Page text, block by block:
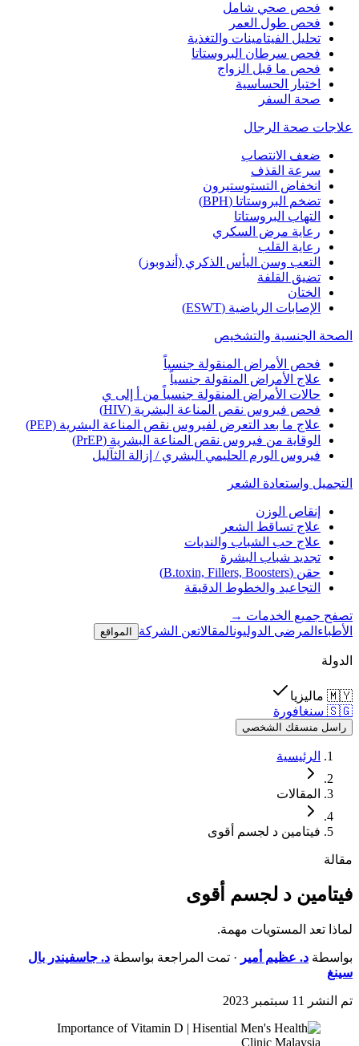
فحص صحي شامل
فحص طول العمر
تحليل الفيتامينات والتغذية
فحص سرطان البروستاتا
فحص ما قبل الزواج
اختبار الحساسية
صحة السفر
علاجات صحة الرجال
ضعف الانتصاب
سرعة القذف
انخفاض التستوستيرون
تضخم البروستاتا (BPH)
التهاب البروستاتا
رعاية مرض السكري
رعاية القلب
التعب وسن اليأس الذكري (أندوبوز)
تضيق القلفة
الختان
الإصابات الرياضية (ESWT)
الصحة الجنسية والتشخيص
فحص الأمراض المنقولة جنسياً
علاج الأمراض المنقولة جنسياً
حالات الأمراض المنقولة جنسياً من أ إلى ي
فحص فيروس نقص المناعة البشرية (HIV)
علاج ما بعد التعرض لفيروس نقص المناعة البشرية (PEP)
الوقاية من فيروس نقص المناعة البشرية (PrEP)
فيروس الورم الحليمي البشري / إزالة الثآليل
التجميل واستعادة الشعر
إنقاص الوزن
علاج تساقط الشعر
علاج حب الشباب والندبات
تجديد شباب البشرة
حقن (B.toxin, Fillers, Boosters)
التجاعيد والخطوط الدقيقة
تصفح جميع الخدمات →
الأطباء المرضى الدوليونالمقالاتعن الشركة المواقع
الدولة
🇲🇾 ماليزيا
🇸🇬 سنغافورة
راسل منسقك الشخصي
الرئيسية
المقالات
فيتامين د لجسم أقوى
مقالة
فيتامين د لجسم أقوى
لماذا تعد المستويات مهمة.
بواسطة د. عظيم أمير · تمت المراجعة بواسطة د. جاسفيندر بال
سينغ
تم النشر 11 سبتمبر 2023